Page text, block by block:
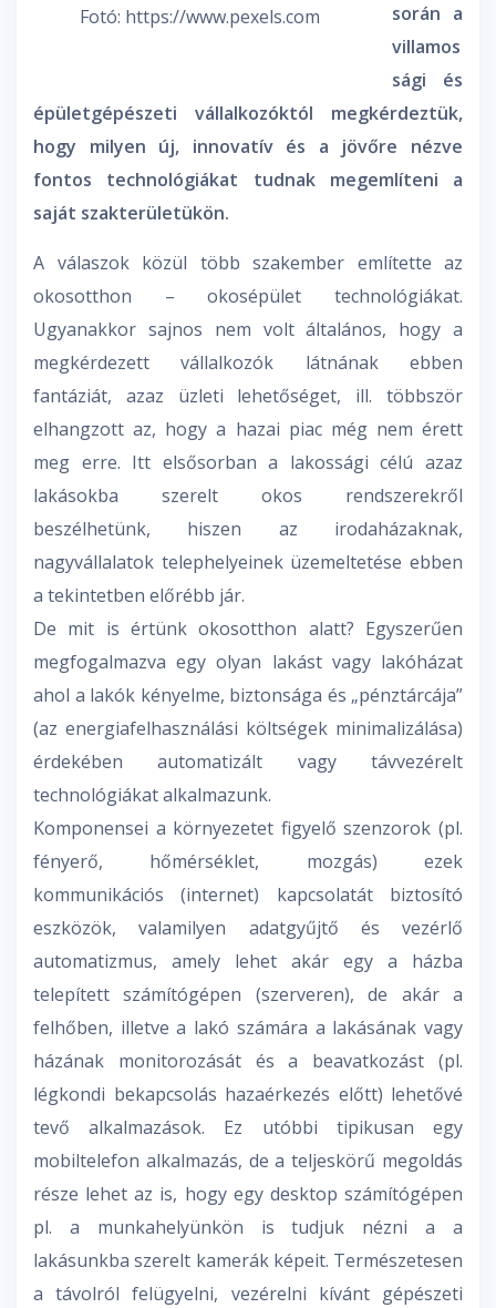
Fotó: https://www.pexels.com
során a
villamos
sági és
épületgépészeti vállalkozóktól megkérdeztük,
hogy milyen új, innovatív és a jövőre nézve
fontos technológiákat tudnak megemlíteni a
saját szakterületükön.
A válaszok közül több szakember említette az
okosotthon – okosépület technológiákat.
Ugyanakkor sajnos nem volt általános, hogy a
megkérdezett vállalkozók látnának ebben
fantáziát, azaz üzleti lehetőséget, ill. többször
elhangzott az, hogy a hazai piac még nem érett
meg erre. Itt elsősorban a lakossági célú azaz
lakásokba szerelt okos rendszerekről
beszélhetünk, hiszen az irodaházaknak,
nagyvállalatok telephelyeinek üzemeltetése ebben
a tekintetben előrébb jár.
De mit is értünk okosotthon alatt? Egyszerűen
megfogalmazva egy olyan lakást vagy lakóházat
ahol a lakók kényelme, biztonsága és „pénztárcája”
(az energiafelhasználási költségek minimalizálása)
érdekében automatizált vagy távvezérelt
technológiákat alkalmazunk.
Komponensei a környezetet figyelő szenzorok (pl.
fényerő, hőmérséklet, mozgás) ezek
kommunikációs (internet) kapcsolatát biztosító
eszközök, valamilyen adatgyűjtő és vezérlő
automatizmus, amely lehet akár egy a házba
telepített számítógépen (szerveren), de akár a
felhőben, illetve a lakó számára a lakásának vagy
házának monitorozását és a beavatkozást (pl.
légkondi bekapcsolás hazaérkezés előtt) lehetővé
tevő alkalmazások. Ez utóbbi tipikusan egy
mobiltelefon alkalmazás, de a teljeskörű megoldás
része lehet az is, hogy egy desktop számítógépen
pl. a munkahelyünkön is tudjuk nézni a a
lakásunkba szerelt kamerák képeit. Természetesen
a távolról felügyelni, vezérelni kívánt gépészeti